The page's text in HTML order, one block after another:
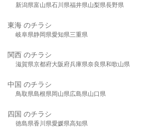
新潟県富山県石川県福井県山梨県長野県
東海 のチラシ
岐阜県静岡県愛知県三重県
関西 のチラシ
滋賀県京都府大阪府兵庫県奈良県和歌山県
中国 のチラシ
鳥取県島根県岡山県広島県山口県
四国 のチラシ
徳島県香川県愛媛県高知県